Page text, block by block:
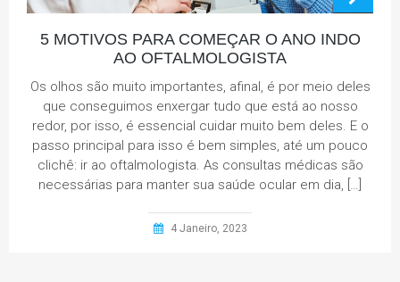
5 MOTIVOS PARA COMEÇAR O ANO INDO
AO OFTALMOLOGISTA
Os olhos são muito importantes, afinal, é por meio deles
que conseguimos enxergar tudo que está ao nosso
redor, por isso, é essencial cuidar muito bem deles. E o
passo principal para isso é bem simples, até um pouco
clichê: ir ao oftalmologista. As consultas médicas são
necessárias para manter sua saúde ocular em dia, […]
4 Janeiro, 2023